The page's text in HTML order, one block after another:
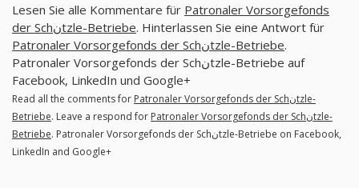
Lesen Sie alle Kommentare für Patronaler Vorsorgefonds
der Schنtzle-Betriebe. Hinterlassen Sie eine Antwort für
Patronaler Vorsorgefonds der Schنtzle-Betriebe.
Patronaler Vorsorgefonds der Schنtzle-Betriebe auf
Facebook, LinkedIn und Google+
Read all the comments for Patronaler Vorsorgefonds der Schنtzle-
Betriebe. Leave a respond for Patronaler Vorsorgefonds der Schنtzle-
Betriebe. Patronaler Vorsorgefonds der Schنtzle-Betriebe on Facebook,
LinkedIn and Google+